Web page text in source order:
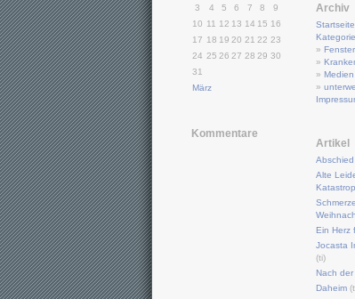
3
4 5 6 7 8
9
10 11 12 13 14 15 16
17 18 19 20 21 22 23
24 25 26 27 28 29 30
31
März
Kommentare
Archiv
Startseite
»
»
» Medien
»
Artikel
Abschied
Alte
Ein Herz
Jocasta
(ti)
Nach
Daheim